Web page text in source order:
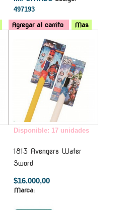
497193
Agregar al carrito
Mas
Disponible: 17 unidades
1813 Avengers Water
Sword
$16.000,00
Marca: